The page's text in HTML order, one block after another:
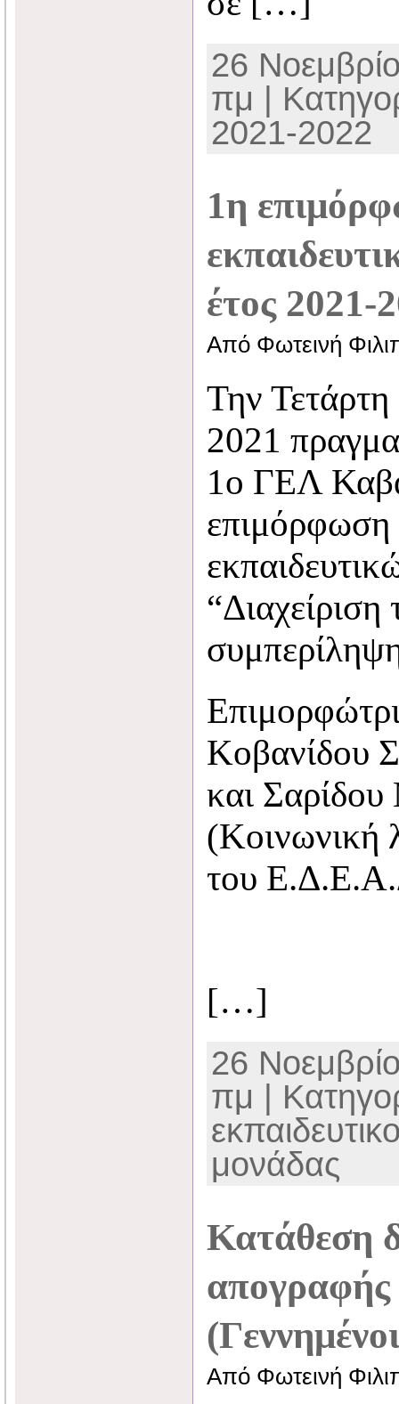
26
πμ |
2021-2022
1η
έτος 2021-
Από Φωτεινή
Την
2021
1ο ΓΕΛ
επιμόρφωση
“Διαχείριση
Κοβανίδου
και
(Κοινωνική
του
[…]
26
πμ |
μονάδας
Κατάθεση
Από Φωτεινή